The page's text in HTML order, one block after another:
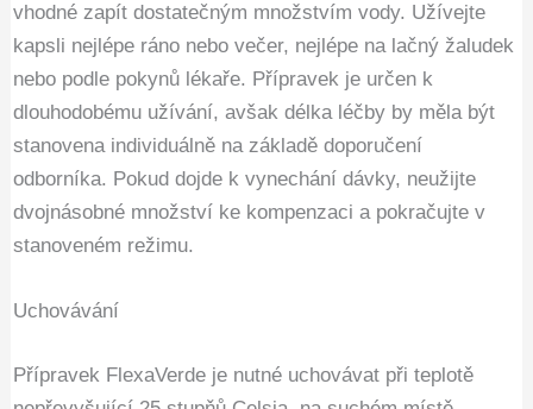
vhodné zapít dostatečným množstvím vody. Užívejte
kapsli nejlépe ráno nebo večer, nejlépe na lačný žaludek
nebo podle pokynů lékaře. Přípravek je určen k
dlouhodobému užívání, avšak délka léčby by měla být
stanovena individuálně na základě doporučení
odborníka. Pokud dojde k vynechání dávky, neužijte
dvojnásobné množství ke kompenzaci a pokračujte v
stanoveném režimu.
Uchovávání
Přípravek FlexaVerde je nutné uchovávat při teplotě